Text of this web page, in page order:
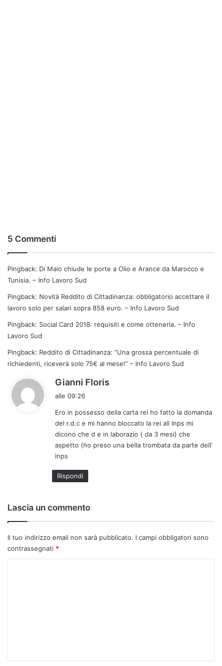
5 Commenti
Pingback: Di Maio chiude le porte a Olio e Arance da Marocco e
Tunisia. – Info Lavoro Sud
Pingback: Novità Reddito di Cittadinanza: obbligatorio accettare il
lavoro solo per salari sopra 858 euro. – Info Lavoro Sud
Pingback: Social Card 2018: requisiti e come ottenerla. – Info
Lavoro Sud
Pingback: Reddito di Cittadinanza: “Una grossa percentuale di
richiedenti, riceverà solo 75€ al mese!” – Info Lavoro Sud
Gianni Floris
e
t
t
o
alle 09:26
Ero in possesso della carta rei ho fatto la domanda
del r.d.c e mi hanno bloccato la rei all Inps mi
dicono che d e in laborazio ( da 3 mesi) che
aspetto (ho preso una bella trombata da parte dell’
inps
Rispondi
Lascia un commento
Il tuo indirizzo email non sarà pubblicato. I campi obbligatori sono
contrassegnati *